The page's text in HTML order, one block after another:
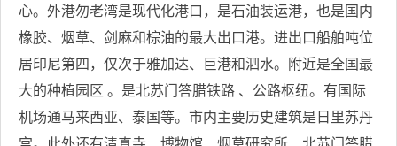
心。外港勿老湾是现代化港口，是石油装运港，也是国内
橡胶、烟草、剑麻和棕油的最大出口港。进出口船舶吨位
居印尼第四，仅次于雅加达、巨港和泗水。附近是全国最
大的种植园区 。是北苏门答腊铁路 、公路枢纽。有国际
机场通马来西亚、泰国等。市内主要历史建筑是日里苏丹